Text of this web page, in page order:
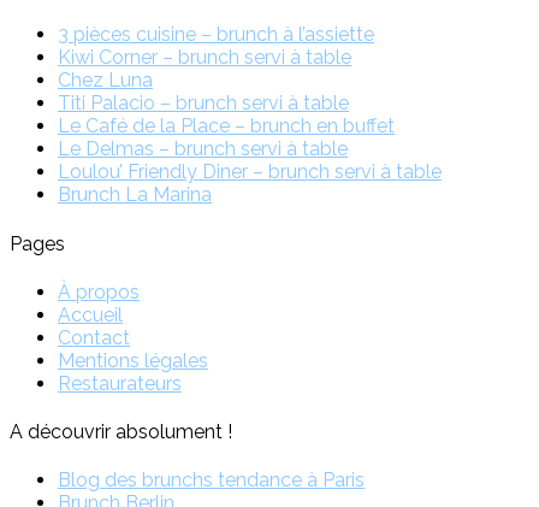
3 pièces cuisine – brunch à l’assiette
Kiwi Corner – brunch servi à table
Chez Luna
Titi Palacio – brunch servi à table
Le Café de la Place – brunch en buffet
Le Delmas – brunch servi à table
Loulou’ Friendly Diner – brunch servi à table
Brunch La Marina
Pages
À propos
Accueil
Contact
Mentions légales
Restaurateurs
A découvrir absolument !
Blog des brunchs tendance à Paris